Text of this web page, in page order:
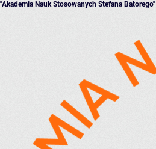
"Akademia Nauk Stosowanych Stefana Batorego"